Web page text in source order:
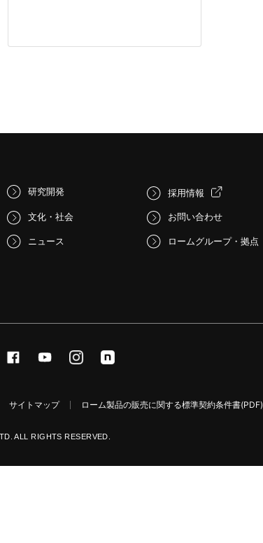
研究開発
文化・社会
ニュース
採用情報
お問い合わせ
ロームグループ・拠点
サイトマップ ローム製品の販売に関する標準契約条件書(PDF)
ALL RIGHTS RESERVED.